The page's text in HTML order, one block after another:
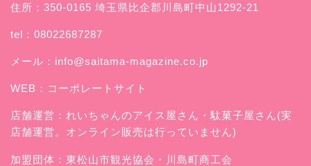
住所：350-0165 埼玉県比企郡川島町中山1292-21
tel：08022687287
メール： info@saitama-magazine.co.jp
WEB： コーポレートサイト
店舗運営： れいちゃんのアイス屋さん ・駄菓子屋さん(実
店舗運営。オンライン販売は行っていません)
加盟団体：東松山市観光協会・川島町商工会